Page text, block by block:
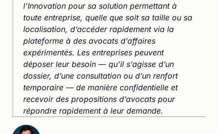
l’Innovation pour sa solution permettant à
toute entreprise, quelle que soit sa taille ou sa
localisation, d’accéder rapidement via la
plateforme à des avocats d’affaires
expérimentés. Les entreprises peuvent
déposer leur besoin — qu’il s’agisse d’un
dossier, d’une consultation ou d’un renfort
temporaire — de manière confidentielle et
recevoir des propositions d’avocats pour
répondre rapidement à leur demande.